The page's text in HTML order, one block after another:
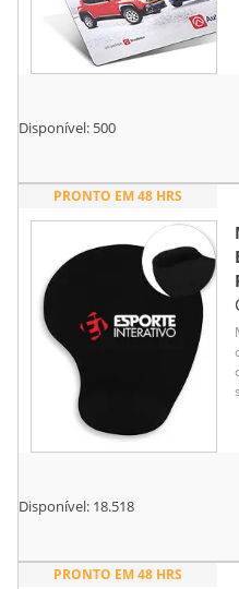
Disponível: 500
PRONTO EM 48 HRS
Disponível: 18.518
PRONTO EM 48 HRS